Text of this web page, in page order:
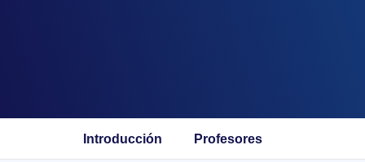
Introducción Profesores